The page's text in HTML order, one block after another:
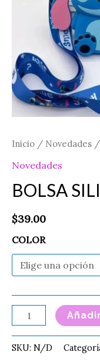
Inicio / Novedades /
Novedades
BOLSA
$39.00
COLOR
SKU: N/D